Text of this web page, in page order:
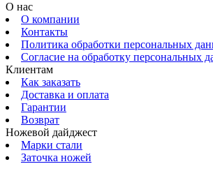
О нас
О компании
Контакты
Политика обработки персональных
Согласие на обработку персональных
Клиентам
Как заказать
Доставка и оплата
Гарантии
Возврат
Ножевой дайджест
Марки стали
Заточка ножей